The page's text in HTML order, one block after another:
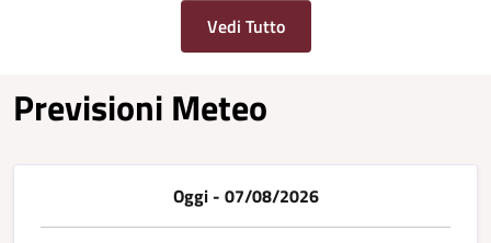
Vedi Tutto
Previsioni Meteo
Oggi - 07/08/2026